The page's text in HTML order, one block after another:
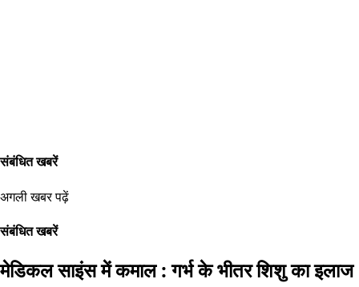
संबंधित खबरें
अगली खबर पढ़ें
संबंधित खबरें
मेडिकल साइंस में कमाल : गर्भ के भीतर शिशु का इलाज